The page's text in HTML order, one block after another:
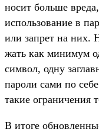
носит боль­ше
исполь­зование в
или зап­рет на них.
жать как минимум
сим­вол, одну
пароли сами по
такие огра­ниче­ния
В ито­ге